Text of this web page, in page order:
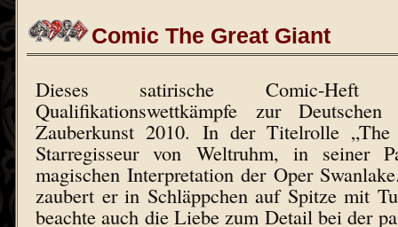
Comic The Great Giant
Dieses satirische Comic-
Qualifikationswettkämpfe zur
Zauberkunst 2010. In der Titelrolle
Starregisseur von Weltruhm, in seiner
magischen Interpretation der Oper
zaubert er in Schläppchen auf Spitze mit
beachte auch die Liebe zum Detail bei der